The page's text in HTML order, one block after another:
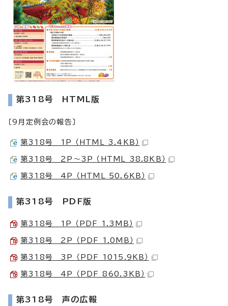
第318号 HTML版
〔9月定例会の報告〕
第318号 1P （HTML 3.4KB）
第318号 2P～3P （HTML 38.8KB）
第318号 4P （HTML 50.6KB）
第318号 PDF版
第318号 1P （PDF 1.3MB）
第318号 2P （PDF 1.0MB）
第318号 3P （PDF 1015.9KB）
第318号 4P （PDF 860.3KB）
第318号 声の広報